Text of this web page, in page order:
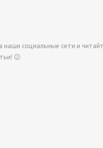
наши социальные сети и
😉